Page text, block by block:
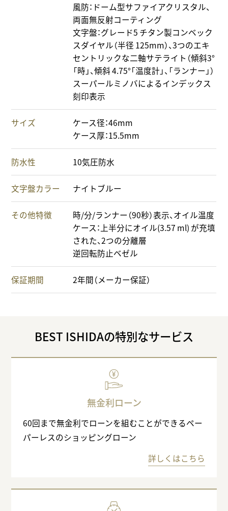
風防：ドーム型サファイアクリスタル、
両面無反射コーティング
文字盤：グレード5 チタン製コンベック
スダイヤル（半径 125mm）、3つのエキ
セントリックな二軸サテライト（傾斜3°
「時」、傾斜 4.75°「温度計」、「ランナー」）
スーパールミノバによるインデックス
刻印表示
サイズ
ケース径：46mm
ケース厚：15.5mm
防水性 10気圧防水
文字盤カラー ナイトブルー
その他特徴
時/分/ランナー（90秒）表示、オイル温度
ケース：上半分にオイル(3.57 ml) が充填
された、2つの分離層
逆回転防止ベゼル
保証期間 2年間（メーカー保証）
BEST ISHIDAの特別なサービス
無金利ローン
60回まで無金利でローンを組むことができるペー
パーレスのショッピングローン
詳しくはこちら